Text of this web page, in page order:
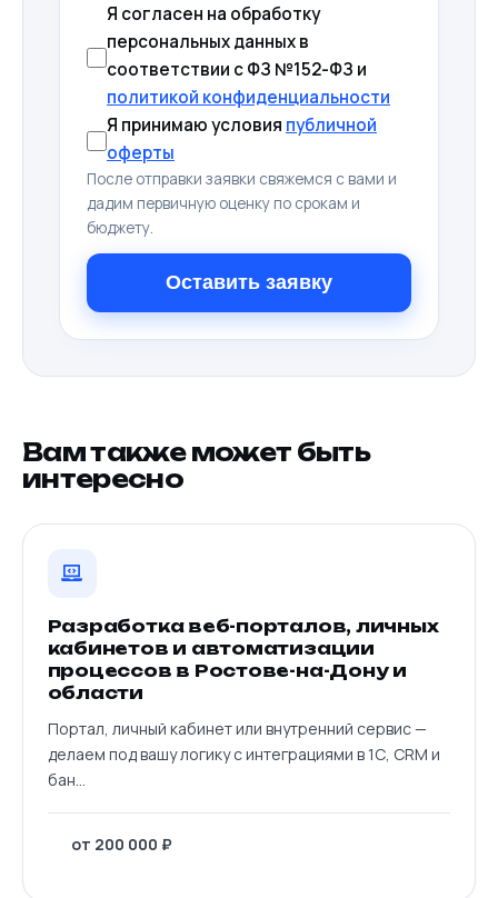
Я согласен на обработку
персональных данных в
соответствии с ФЗ №152-ФЗ и
политикой конфиденциальности
Я принимаю условия публичной
оферты
После отправки заявки свяжемся с вами и
дадим первичную оценку по срокам и
бюджету.
Оставить заявку
Вам также может быть
интересно
Разработка веб-порталов, личных
кабинетов и автоматизации
процессов в Ростове-на-Дону и
области
Портал, личный кабинет или внутренний сервис —
делаем под вашу логику с интеграциями в 1С, CRM и
бан...
от 200 000 ₽